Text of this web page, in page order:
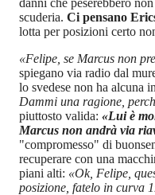
scuderia. Ci pensano
lotta per posizioni certo
«Felipe, se Marcus non
spiegano via radio dal
lo svedese non ha alcuna
Dammi una ragione,
piuttosto valida: «Lui è
Marcus non andrà via
"compromesso" di
recuperare con una
piani alti: «Ok, Felipe,
posizione, fatelo in curva